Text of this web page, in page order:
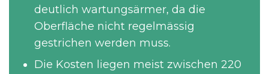
deutlich wartungsärmer, da die
Oberfläche nicht regelmässig
gestrichen werden muss.
Die Kosten liegen meist zwischen 220